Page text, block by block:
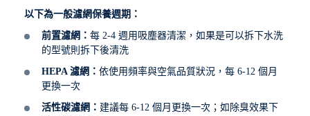
以下為一般濾網保養週期：
前置濾網： 每 2-4 週用吸塵器清潔，如果是可以拆下水洗
的型號則拆下後清洗
HEPA 濾網： 依使用頻率與空氣品質狀況，每 6-12 個月
更換一次
活性碳濾網： 建議每 6-12 個月更換一次；如除臭效果下